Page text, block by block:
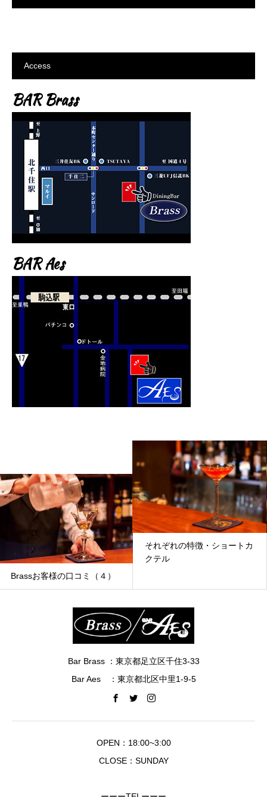
Access
BAR Brass
BAR Aes
Brassお客様の口コミ（４）
それぞれの特徴・ショートカ
クテル
Bar Brass ：東京都足立区千住3-33
Bar Aes ：東京都北区中里1-9-5
OPEN：18:00~3:00
CLOSE：SUNDAY